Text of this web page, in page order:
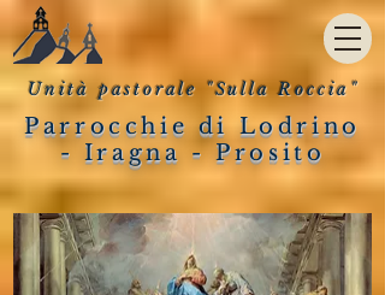
Unità pastorale "Sulla Roccia"
Parrocchie di Lodrino
- Iragna - Prosito